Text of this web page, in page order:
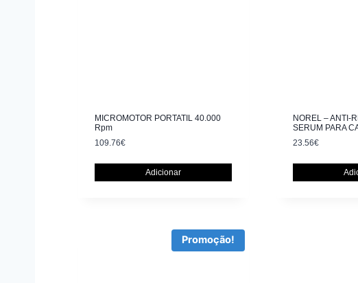
MICROMOTOR PORTATIL 40.000
Rpm
109.76€
Adicionar
NOREL – ANTI-
SERUM PARA
23.56€
Promoção!